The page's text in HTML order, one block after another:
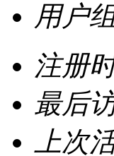
用户
注册
最后
上次